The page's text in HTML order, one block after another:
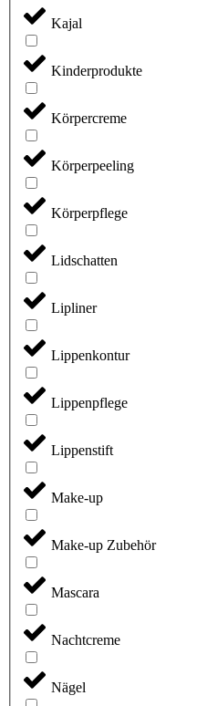
Kajal
Kinderprodukte
Körpercreme
Körperpeeling
Körperpflege
Lidschatten
Lipliner
Lippenkontur
Lippenpflege
Lippenstift
Make-up
Make-up Zubehör
Mascara
Nachtcreme
Nägel